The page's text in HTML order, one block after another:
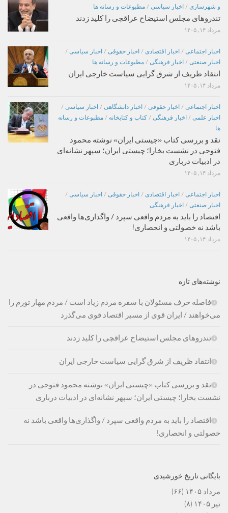
و شهرسازی / اخبار سیاسی / مطبوعات و رسانه ها
تندروهای مجلس استیضاح عراقچی را کلید زدند
مرداد ۱۴, ۱۴۰۵
اخبار اجتماعی / اخبار اقتصادی / اخبار حقوقی / اخبار سیاسی /
اخبار صنعتی / اخبار فرهنگی / مطبوعات و رسانه ها
انتقاد ظریف از شرق گرایی سیاست خارجی ایران
مرداد ۱۴, ۱۴۰۵
اخبار اجتماعی / اخبار حقوقی / اخبار دانشگاهی / اخبار سیاسی /
اخبار علمی / اخبار فرهنگی / کتاب و کتابخانه / مطبوعات و رسانه
ها
نقد و بررسی کتاب «چیستی ایران» نوشته محمود
فتوحی در نشست بخارا؛ چیستی ایران؛ سپهر نشانه‌ای
در ادبیات درباری
مرداد ۱۴, ۱۴۰۵
اخبار اجتماعی / اخبار اقتصادی / اخبار حقوقی / اخبار سیاسی /
اخبار صنعتی / اخبار فرهنگی
اقتصاد را باید به مردم واقعی سپرد / واگذاری‌ها واقعی
باشد نه خصولتی و انحصاری!
مرداد ۱۴, ۱۴۰۵
نوشته‌های تازه
فاصله حرف مسئولان با سفره مردم زیاد است / مردم مهار تورم را
می‌خواهند / ایران قوی از مسیر اقتصاد قوی می‌گذرد
تندروهای مجلس استیضاح عراقچی را کلید زدند
انتقاد ظریف از شرق گرایی سیاست خارجی ایران
نقد و بررسی کتاب «چیستی ایران» نوشته محمود فتوحی در
نشست بخارا؛ چیستی ایران؛ سپهر نشانه‌ای در ادبیات درباری
اقتصاد را باید به مردم واقعی سپرد / واگذاری‌ها واقعی باشد نه
خصولتی و انحصاری!
بایگانی تاریخ خورشیدی
مرداد ۱۴۰۵
(۶۶)
تیر ۱۴۰۵
(۸)